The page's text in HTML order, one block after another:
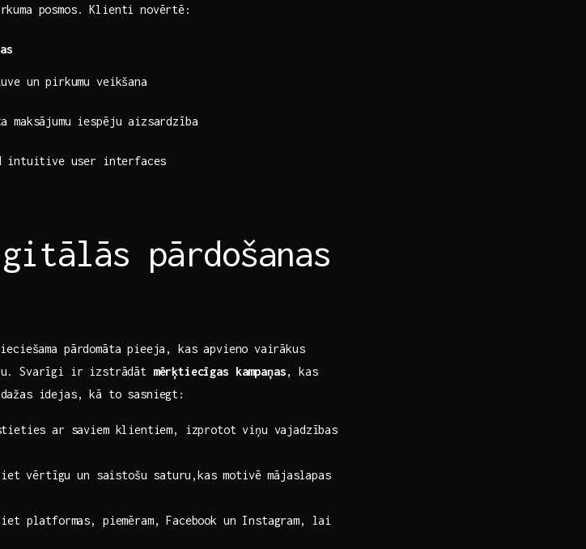
posmos. Klienti novērtē:
un pirkumu veikšana
maksājumu iespēju aizsardzība
intuitive user interfaces
pārdošanas
pārdomāta pieeja, kas apvieno ⁣vairākus
‍Svarīgi ir izstrādāt mērķtiecīgas kampaņas, kas
idejas, kā to sasniegt:
ar saviem klientiem, izprotot viņu vajadzības
vērtīgu un saistošu saturu,kas motivē mājaslapas
platformas, piemēram, Facebook un Instagram, lai